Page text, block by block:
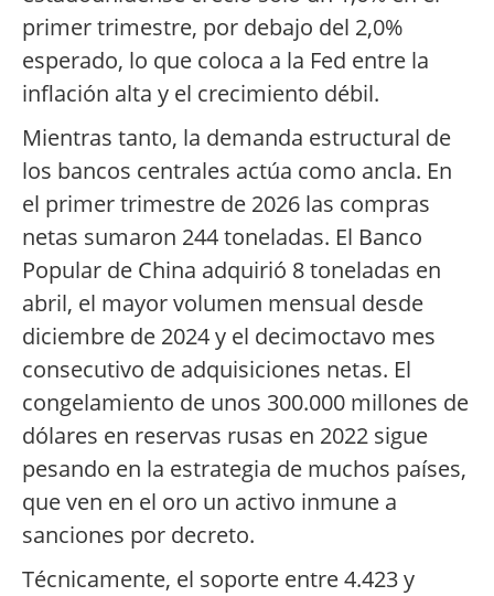
primer trimestre, por debajo del 2,0%
esperado, lo que coloca a la Fed entre la
inflación alta y el crecimiento débil.
Mientras tanto, la demanda estructural de
los bancos centrales actúa como ancla. En
el primer trimestre de 2026 las compras
netas sumaron 244 toneladas. El Banco
Popular de China adquirió 8 toneladas en
abril, el mayor volumen mensual desde
diciembre de 2024 y el decimoctavo mes
consecutivo de adquisiciones netas. El
congelamiento de unos 300.000 millones de
dólares en reservas rusas en 2022 sigue
pesando en la estrategia de muchos países,
que ven en el oro un activo inmune a
sanciones por decreto.
Técnicamente, el soporte entre 4.423 y